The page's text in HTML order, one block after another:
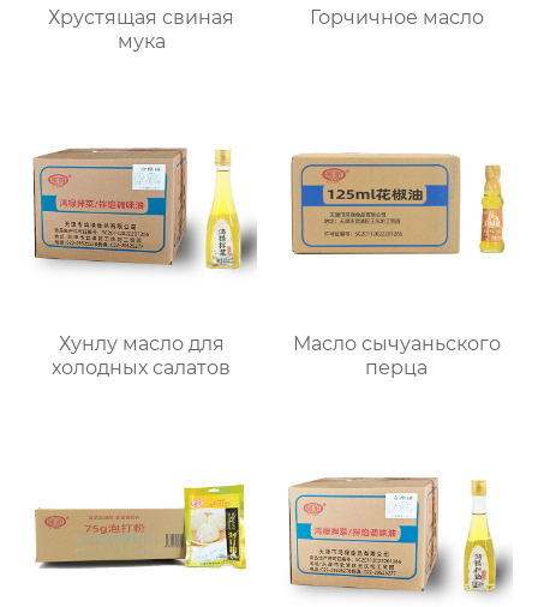
Хрустящая свиная
мука
Горчичное масло
Хунлу масло для
холодных салатов
Масло сычуаньского
перца